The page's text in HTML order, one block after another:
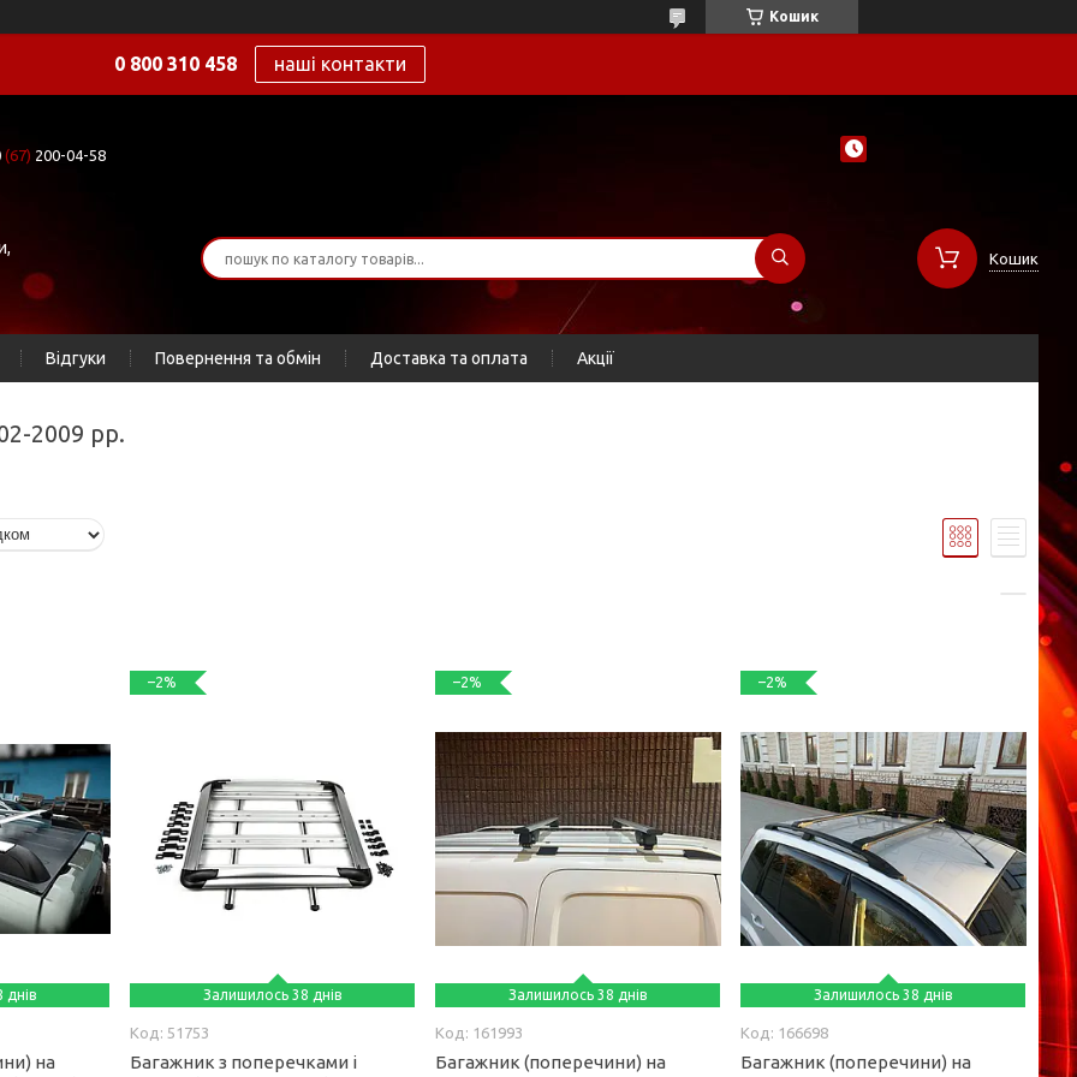
Кошик
0 800 310 458 наші контакти
(67) 200-04-58
Кошик
Відгуки Повернення та обмін Доставка та оплата Акції
2009 рр.
днів
на
–2%
Залишилось 38 днів
51753
Багажник з поперечками і
–2%
Залишилось 38 днів
161993
Багажник (поперечини) на
–2%
Залишилось 38 днів
166698
Багажник (поперечини) на